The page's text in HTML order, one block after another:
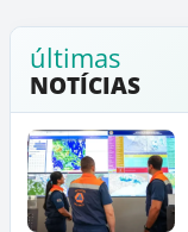
últimas
NOTÍCIAS